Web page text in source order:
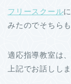
フリースクール
みたのでそちら
適応指導教室は
上記でお話しし